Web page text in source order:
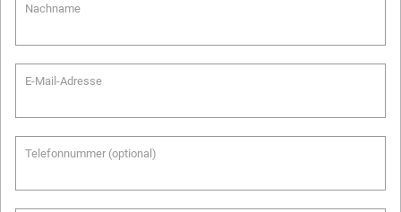
Nachname
E-Mail-Adresse
Telefonnummer (optional)